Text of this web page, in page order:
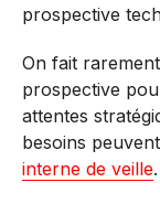
prospective
On fait
prospective
attentes
besoins
interne de veille.